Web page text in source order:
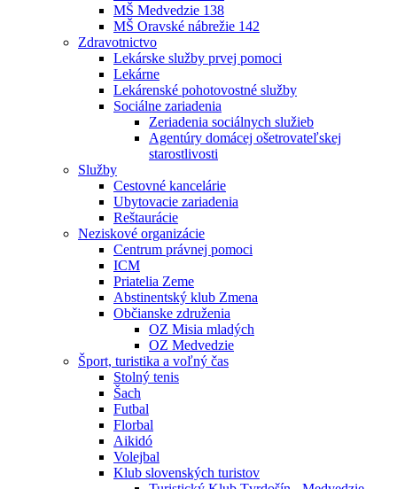
MŠ Medvedzie 138
MŠ Oravské nábrežie 142
Zdravotnictvo
Lekárske služby prvej pomoci
Lekárne
Lekárenské pohotovostné služby
Sociálne zariadenia
Zeriadenia sociálnych služieb
Agentúry domácej ošetrovateľskej
starostlivosti
Služby
Cestovné kancelárie
Ubytovacie zariadenia
Reštaurácie
Neziskové organizácie
Centrum právnej pomoci
ICM
Priatelia Zeme
Abstinentský klub Zmena
Občianske združenia
OZ Misia mladých
OZ Medvedzie
Šport, turistika a voľný čas
Stolný tenis
Šach
Futbal
Florbal
Aikidó
Volejbal
Klub slovenských turistov